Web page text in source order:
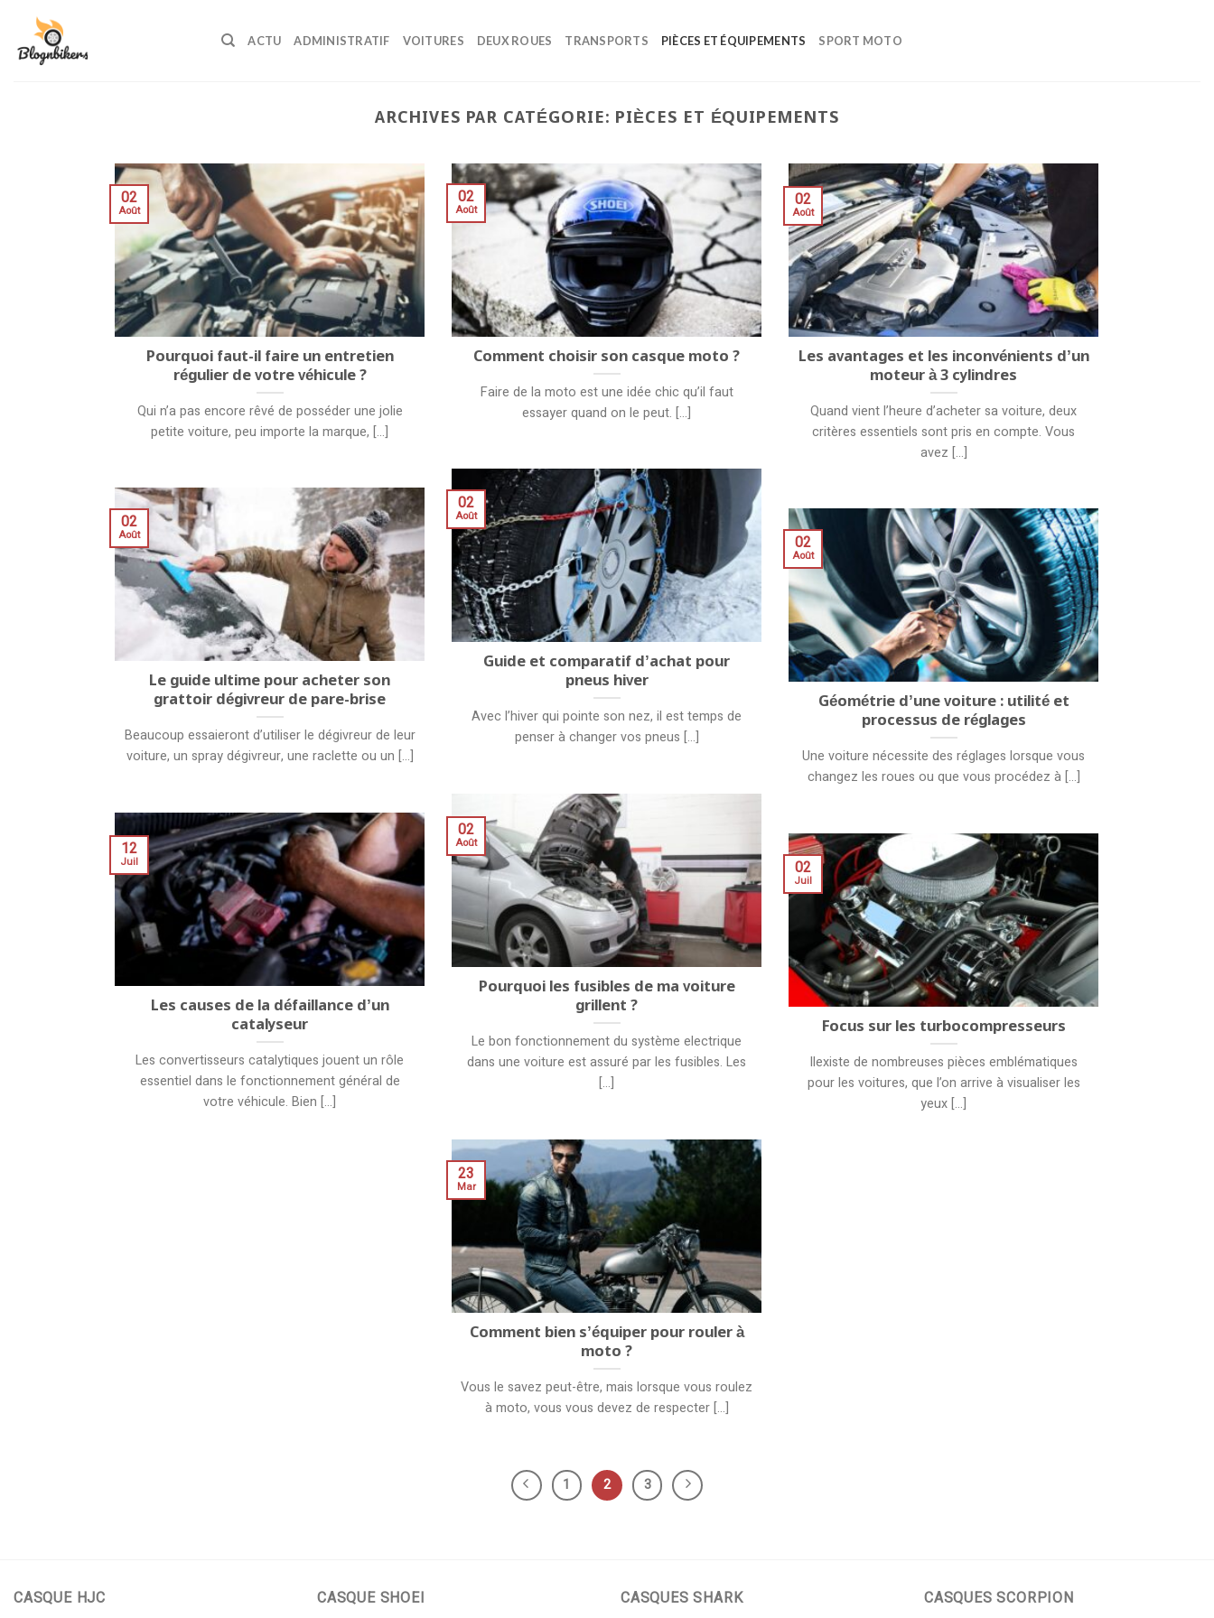
content
ACTU ADMINISTRATIF VOITURES DEUX ROUES TRANSPORTS PIÈCES ET ÉQUIPEMENTS SPORT MOTO
ARCHIVES PAR CATÉGORIE: PIÈCES ET ÉQUIPEMENTS
Pourquoi faut-il faire un entretien
régulier de votre véhicule ?
Qui n’a pas encore rêvé de posséder une jolie
petite voiture, peu importe la marque, [...]
02
Août
Comment choisir son casque moto ?
Faire de la moto est une idée chic qu’il faut
essayer quand on le peut. [...]
02
Août
Les avantages et les inconvénients d’un
moteur à 3 cylindres
Quand vient l’heure d’acheter sa voiture, deux
critères essentiels sont pris en compte. Vous
avez [...]
02
Août
Guide et comparatif d’achat pour
pneus hiver
Avec l’hiver qui pointe son nez, il est temps de
penser à changer vos pneus [...]
02
Août
Le guide ultime pour acheter son
grattoir dégivreur de pare-brise
Beaucoup essaieront d’utiliser le dégivreur de leur
voiture, un spray dégivreur, une raclette ou un [...]
02
Août
Géométrie d’une voiture : utilité et
processus de réglages
Une voiture nécessite des réglages lorsque vous
changez les roues ou que vous procédez à [...]
02
Août
Pourquoi les fusibles de ma voiture
grillent ?
Le bon fonctionnement du système electrique
dans une voiture est assuré par les fusibles. Les
[...]
02
Août
Les causes de la défaillance d’un
catalyseur
Les convertisseurs catalytiques jouent un rôle
essentiel dans le fonctionnement général de
votre véhicule. Bien [...]
12
Juil
Focus sur les turbocompresseurs
Ilexiste de nombreuses pièces emblématiques
pour les voitures, que l’on arrive à visualiser les
yeux [...]
02
Juil
Comment bien s’équiper pour rouler à
moto ?
Vous le savez peut-être, mais lorsque vous roulez
à moto, vous vous devez de respecter [...]
23
Mar
1 2 3
CASQUE HJC CASQUE SHOEI CASQUES SHARK CASQUES SCORPION